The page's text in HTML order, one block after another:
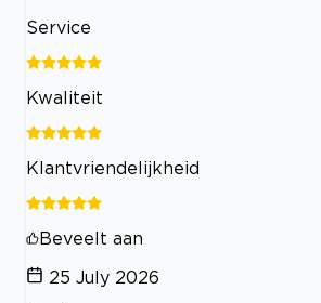
Service
Kwaliteit
Klantvriendelijkheid
Beveelt aan
25 July 2026